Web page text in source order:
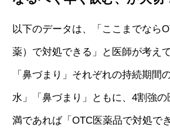
以下のデータは、「ここまでなら
薬）で対処できる」と医師が考え
「鼻づまり」それぞれの持続期間
水」「鼻づまり」ともに、4割強
満であれば「OTC医薬品で対処で